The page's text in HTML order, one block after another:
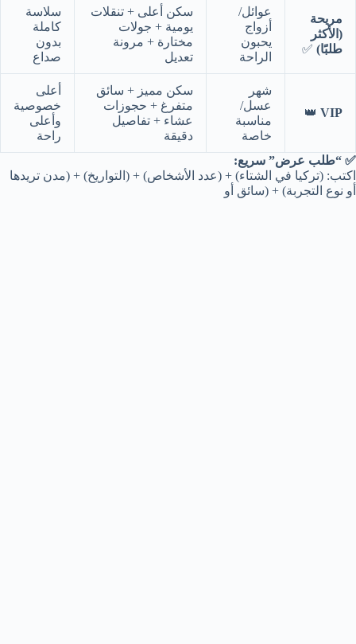
مريحة
(الأكثر
طلبًا) ✅
عوائل/
أزواج
يحبون
الراحة
سكن أعلى + تنقلات
يومية + جولات
مختارة + مرونة
تعديل
سلاسة
كاملة
بدون
صداع
VIP
👑
شهر
عسل/
مناسبة
خاصة
سكن مميز + سائق
متفرغ + حجوزات
عشاء + تفاصيل
دقيقة
أعلى
خصوصية
وأعلى
راحة
✅ “طلب عرض” سريع:
اكتب: (تركيا في الشتاء) + (عدد الأشخاص) + (التواريخ) + (مدن تريدها
أو نوع التجربة) + (سائق أو